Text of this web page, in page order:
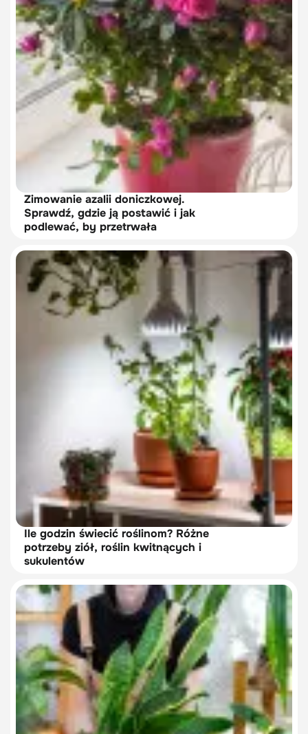
Zimowanie azalii doniczkowej.
Sprawdź, gdzie ją postawić i jak
podlewać, by przetrwała
Ile godzin świecić roślinom? Różne
potrzeby ziół, roślin kwitnących i
sukulentów